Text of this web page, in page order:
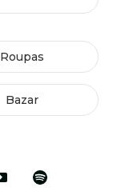
Roupas
Bazar